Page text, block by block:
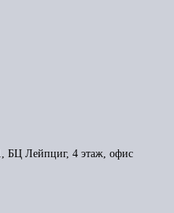
БЦ Лейпциг, 4 этаж, офис